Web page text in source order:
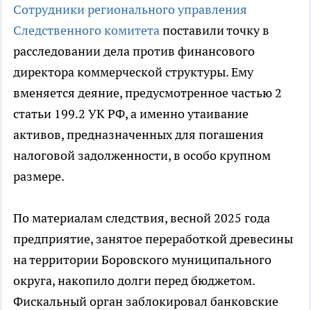
Сотрудники регионального управления
Следственного комитетапоставили точку в
расследовании дела против финансового
директора коммерческой структуры. Ему
вменяется деяние, предусмотренное частью 2
статьи 199.2 УК РФ, а именно утаивание
активов, предназначенных для погашения
налоговой задолженности, в особо крупном
размере.
По материалам следствия, весной 2025 года
предприятие, занятое переработкой древесины
на территории Боровского муниципального
округа, накопило долги перед бюджетом.
Фискальный орган заблокировал банковские